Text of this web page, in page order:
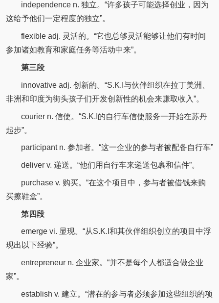
independence n. 独立。“许多孩子可能选择创业，因为
这给予他们一定程度的独立”。
flexible adj. 灵活的。“它也总够灵活能够让他们有时间
参加诸如教育和家庭任务等活动中来”。
第三段
innovative adj. 创新的。“S.K.I与伙伴组织在拉丁美洲、
非洲和印度为街头孩子们开发创新性的机会来赚取收入”。
courier n. 信使。“S.K.I的自行车信使服务一开始在苏丹
起步”。
participant n. 参加者。“这一企业的参与者被配备自行车”
deliver v. 递送。“他们用自行车来递送包裹和信件”。
purchase v. 购买。“在这个项目中，参与者被借钱来购
买擦鞋盒”。
第四段
emerge vi. 显现。“从S.K.I和其伙伴组织创立的项目中浮
现出以下经验”。
entrepreneur n. 企业家。“并不是每个人都适合做企业
家”。
establish v. 建立。“潜在的参与者必须参加这些组织的项